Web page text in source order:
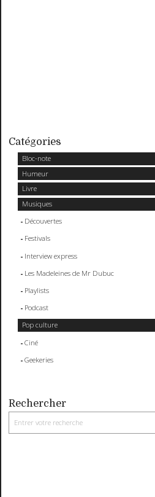
Catégories
Bloc-note
Humeur
Livre
Musiques
Découvertes
Festivals
Interview express
Les Madeleines de Mr Dubuc
Playlists
Podcast
Pop culture
Ciné
Geekeries
Rechercher